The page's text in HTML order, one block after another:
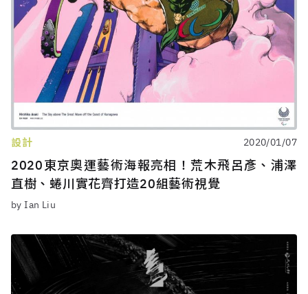
設計 2020/01/07
2020東京奧運藝術海報亮相！荒木飛呂彥、浦澤
直樹、蜷川實花齊打造20組藝術視覺
by Ian Liu